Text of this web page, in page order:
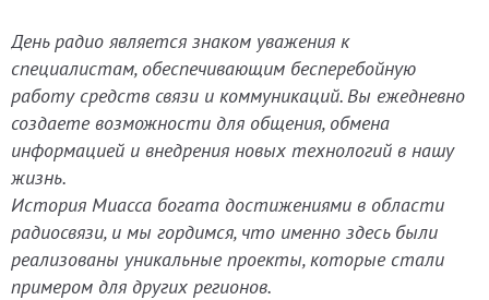
День радио является знаком уважения к
специалистам, обеспечивающим бесперебойную
работу средств связи и коммуникаций. Вы ежедневно
создаете возможности для общения, обмена
информацией и внедрения новых технологий в нашу
жизнь.
История Миасса богата достижениями в области
радиосвязи, и мы гордимся, что именно здесь были
реализованы уникальные проекты, которые стали
примером для других регионов.